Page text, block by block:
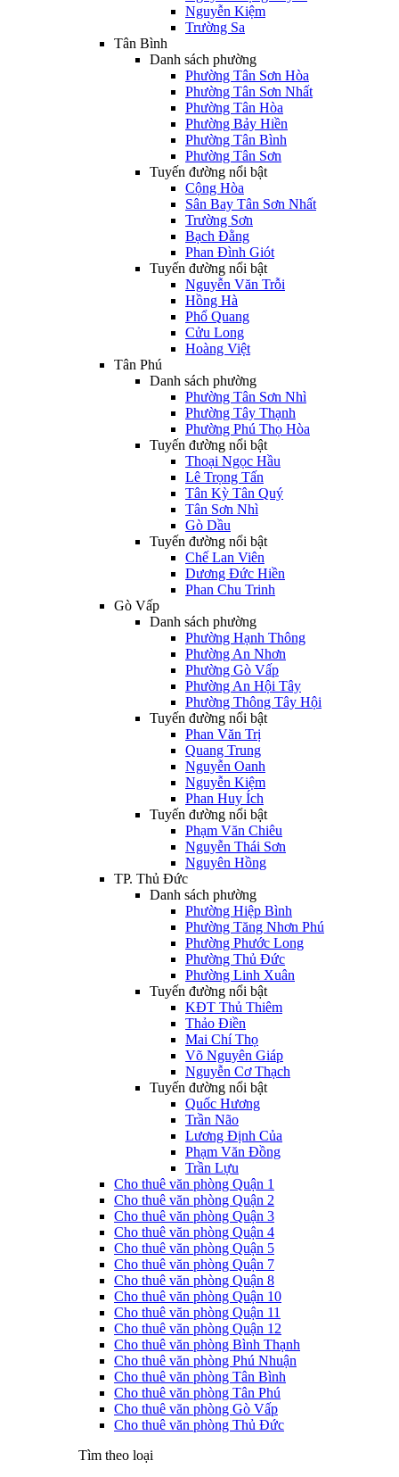
Nguyễn Kiệm
Trường Sa
Tân Bình
Danh sách phường
Phường Tân Sơn Hòa
Phường Tân Sơn Nhất
Phường Tân Hòa
Phường Bảy Hiền
Phường Tân Bình
Phường Tân Sơn
Tuyến đường nổi bật
Cộng Hòa
Sân Bay Tân Sơn Nhất
Trường Sơn
Bạch Đằng
Phan Đình Giót
Tuyến đường nổi bật
Nguyễn Văn Trỗi
Hồng Hà
Phổ Quang
Cửu Long
Hoàng Việt
Tân Phú
Danh sách phường
Phường Tân Sơn Nhì
Phường Tây Thạnh
Phường Phú Thọ Hòa
Tuyến đường nổi bật
Thoại Ngọc Hầu
Lê Trọng Tấn
Tân Kỳ Tân Quý
Tân Sơn Nhì
Gò Dầu
Tuyến đường nổi bật
Chế Lan Viên
Dương Đức Hiền
Phan Chu Trinh
Gò Vấp
Danh sách phường
Phường Hạnh Thông
Phường An Nhơn
Phường Gò Vấp
Phường An Hội Tây
Phường Thông Tây Hội
Tuyến đường nổi bật
Phan Văn Trị
Quang Trung
Nguyễn Oanh
Nguyễn Kiệm
Phan Huy Ích
Tuyến đường nổi bật
Phạm Văn Chiêu
Nguyễn Thái Sơn
Nguyên Hồng
TP. Thủ Đức
Danh sách phường
Phường Hiệp Bình
Phường Tăng Nhơn Phú
Phường Phước Long
Phường Thủ Đức
Phường Linh Xuân
Tuyến đường nổi bật
KĐT Thủ Thiêm
Thảo Điền
Mai Chí Thọ
Võ Nguyên Giáp
Nguyễn Cơ Thạch
Tuyến đường nổi bật
Quốc Hương
Trần Não
Lương Định Của
Phạm Văn Đồng
Trần Lựu
Cho thuê văn phòng Quận 1
Cho thuê văn phòng Quận 2
Cho thuê văn phòng Quận 3
Cho thuê văn phòng Quận 4
Cho thuê văn phòng Quận 5
Cho thuê văn phòng Quận 7
Cho thuê văn phòng Quận 8
Cho thuê văn phòng Quận 10
Cho thuê văn phòng Quận 11
Cho thuê văn phòng Quận 12
Cho thuê văn phòng Bình Thạnh
Cho thuê văn phòng Phú Nhuận
Cho thuê văn phòng Tân Bình
Cho thuê văn phòng Tân Phú
Cho thuê văn phòng Gò Vấp
Cho thuê văn phòng Thủ Đức
Tìm theo loại